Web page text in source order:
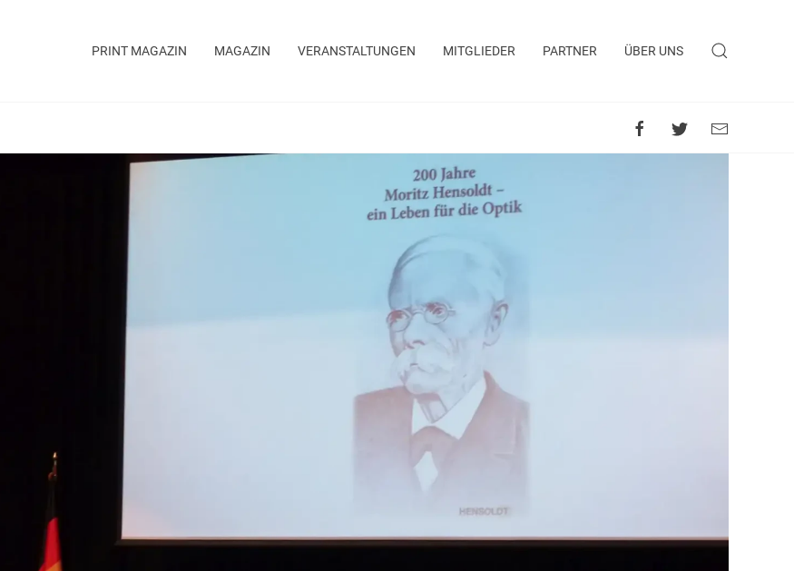
PRINT MAGAZIN MAGAZIN VERANSTALTUNGEN MITGLIEDER PARTNER ÜBER UNS